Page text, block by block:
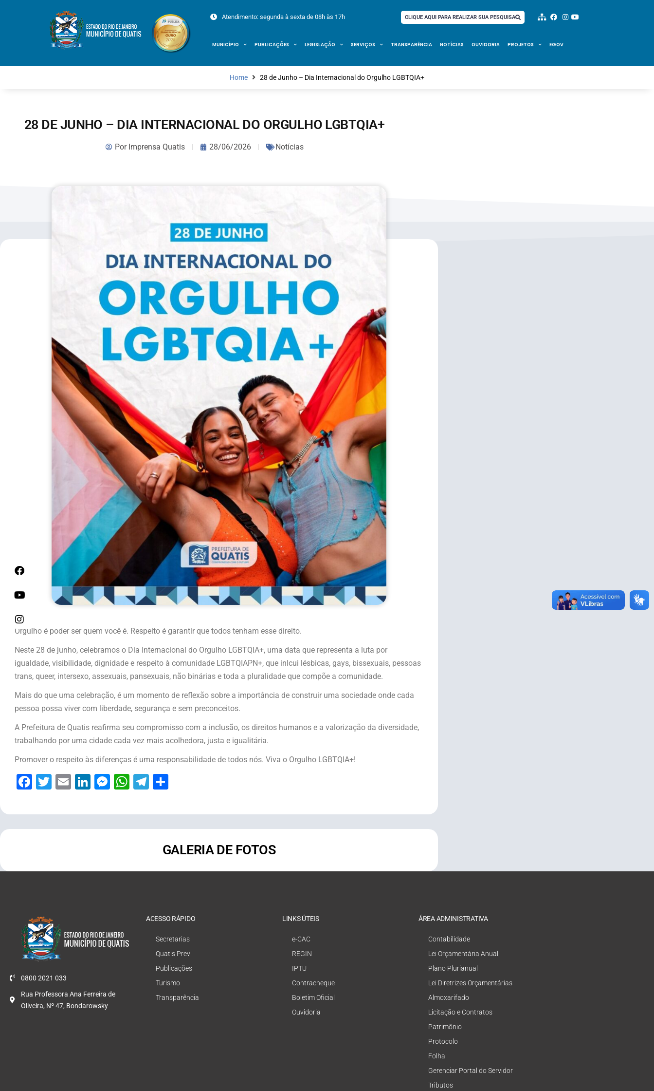
Atendimento: segunda à sexta de 08h às 17h CLIQUE AQUI PARA REALIZAR SUA PESQUISA
MUNICÍPIO PUBLICAÇÕES LEGISLAÇÃO SERVIÇOS TRANSPARÊNCIA NOTÍCIAS OUVIDORIA PROJETOS EGOV
Home 28 de Junho – Dia Internacional do Orgulho LGBTQIA+
28 DE JUNHO – DIA INTERNACIONAL DO ORGULHO LGBTQIA+
PorImprensa Quatis 28/06/2026 Notícias
Orgulho é poder ser quem você é. Respeito é garantir que todos tenham esse direito.
Neste 28 de junho, celebramos o Dia Internacional do Orgulho LGBTQIA+, uma data que representa a luta por
igualdade, visibilidade, dignidade e respeito à comunidade LGBTQIAPN+, que inlcui lésbicas, gays, bissexuais, pessoas
trans, queer, intersexo, assexuais, pansexuais, não binárias e toda a pluralidade que compõe a comunidade.
Mais do que uma celebração, é um momento de reflexão sobre a importância de construir uma sociedade onde cada
pessoa possa viver com liberdade, segurança e sem preconceitos.
A Prefeitura de Quatis reafirma seu compromisso com a inclusão, os direitos humanos e a valorização da diversidade,
trabalhando por uma cidade cada vez mais acolhedora, justa e igualitária.
Promover o respeito às diferenças é uma responsabilidade de todos nós. Viva o Orgulho LGBTQIA+!
Facebook
Twitter
EmailLinkedIn
Messenger
WhatsApp
Telegram
GALERIA DE FOTOS
0800 2021 033
Rua Professora Ana Ferreira de
Oliveira, Nº 47, Bondarowsky
ACESSO RÁPIDO
Secretarias
Quatis Prev
Publicações
Turismo
Transparência
LINKS ÚTEIS
e-CAC
REGIN
IPTU
Contracheque
Boletim Oficial
Ouvidoria
ÁREA ADMINISTRATIVA
Contabilidade
Lei Orçamentária Anual
Plano Plurianual
Lei Diretrizes Orçamentárias
Almoxarifado
Licitação e Contratos
Patrimônio
Protocolo
Folha
Gerenciar Portal do Servidor
Tributos